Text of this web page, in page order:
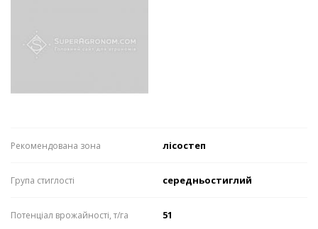
Рекомендована зона лісостеп
Група стиглості середньостиглий
Потенціал врожайності, т/га 51